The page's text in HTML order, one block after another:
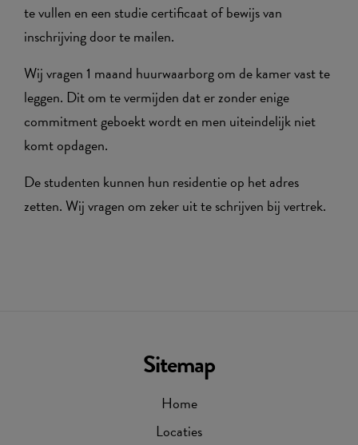
te vullen en een studie certificaat of bewijs van
inschrijving door te mailen.
Wij vragen 1 maand huurwaarborg om de kamer vast te
leggen. Dit om te vermijden dat er zonder enige
commitment geboekt wordt en men uiteindelijk niet
komt opdagen.
De studenten kunnen hun residentie op het adres
zetten. Wij vragen om zeker uit te schrijven bij vertrek.
Sitemap
Home
Locaties